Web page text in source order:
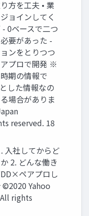
⽅を⼯夫 • 業
ョインしてく
0ベースで⼆つ
要があった -
ンをとりつつ
プロで開発 ※
期の情報で
した情報なの
場合がありま
reserved. 18
⼊社してからど
2. どんな働き
ペアプロし
©2020 Yahoo
rights